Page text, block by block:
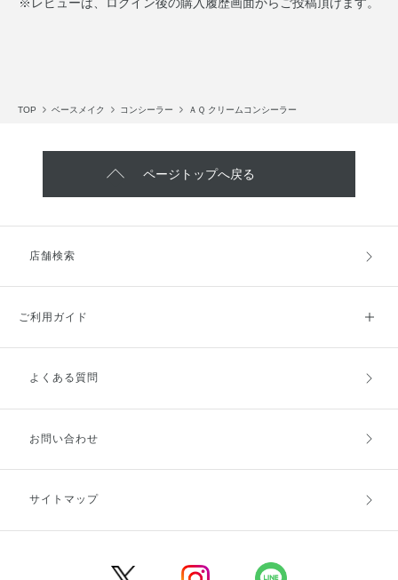
※レビューは、ログイン後の購入履歴画面からご投稿頂けます。
TOP ベースメイク コンシーラー ＡＱ クリームコンシーラー
ページトップへ戻る
店舗検索
ご利用ガイド
ご利用ガイドトップ
お支払方法
キャンセル・返品・交換
よくある質問
お問い合わせ
サイトマップ